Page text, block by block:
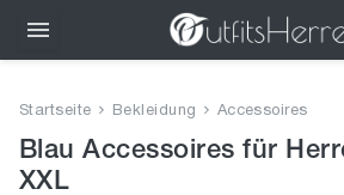
Bekleidung
Startseite Bekleidung Accessoires
Blau Accessoires für
XXL